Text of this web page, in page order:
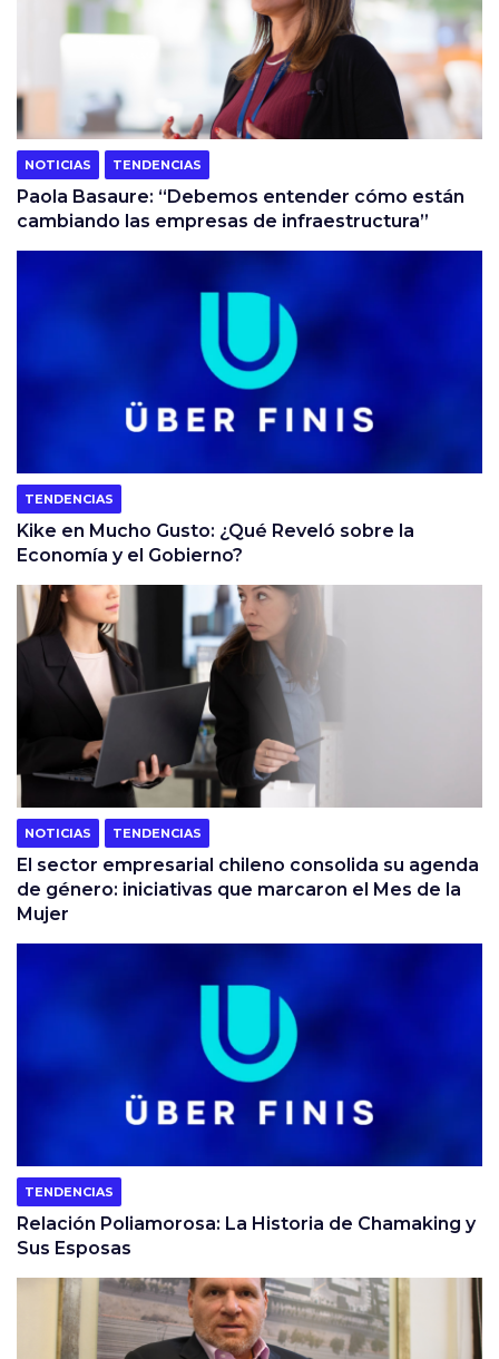
NOTICIAS TENDENCIAS
Paola Basaure: “Debemos entender cómo están
cambiando las empresas de infraestructura”
TENDENCIAS
Kike en Mucho Gusto: ¿Qué Reveló sobre la
Economía y el Gobierno?
NOTICIAS TENDENCIAS
El sector empresarial chileno consolida su agenda
de género: iniciativas que marcaron el Mes de la
Mujer
TENDENCIAS
Relación Poliamorosa: La Historia de Chamaking y
Sus Esposas